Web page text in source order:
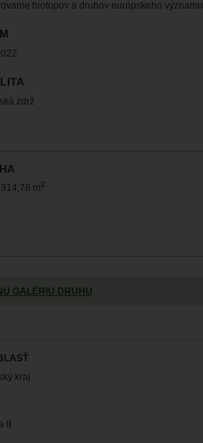
biotopov a druhov európskeho významu
zdrž
m2
GALÉRIU DRUHU
kraj